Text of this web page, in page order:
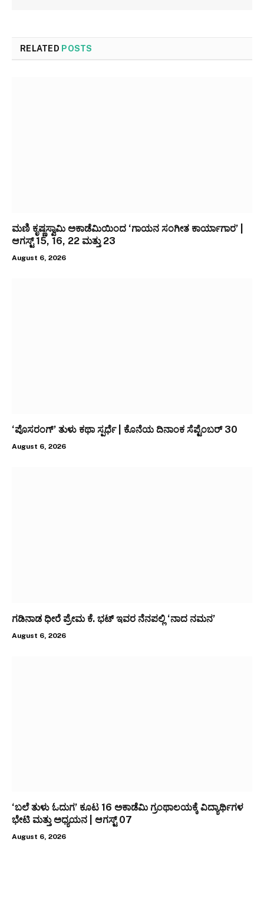
RELATED POSTS
ಮಣಿ ಕೃಷ್ಣಸ್ವಾಮಿ ಅಕಾಡೆಮಿಯಿಂದ ‘ಗಾಯನ ಸಂಗೀತ ಕಾರ್ಯಾಗಾರ’ |
ಆಗಸ್ಟ್ 15, 16, 22 ಮತ್ತು 23
August 6, 2026
‘ಪೊಸರಂಗ್’ ತುಳು ಕಥಾ ಸ್ಪರ್ಧೆ | ಕೊನೆಯ ದಿನಾಂಕ ಸೆಪ್ಟೆಂಬರ್ 30
August 6, 2026
ಗಡಿನಾಡ ಧೀರೆ ಪ್ರೇಮ ಕೆ. ಭಟ್ ಇವರ ನೆನಪಲ್ಲಿ ‘ನಾದ ನಮನ’
August 6, 2026
‘ಬಲೆ ತುಳು ಓದುಗ’ ಕೂಟ 16 ಅಕಾಡೆಮಿ ಗ್ರಂಥಾಲಯಕ್ಕೆ ವಿದ್ಯಾರ್ಥಿಗಳ
ಭೇಟಿ ಮತ್ತು ಅಧ್ಯಯನ | ಆಗಸ್ಟ್ 07
August 6, 2026